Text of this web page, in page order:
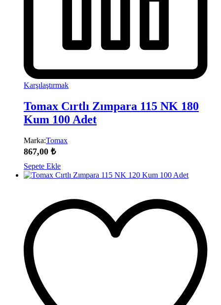
Karşılaştırmak
Tomax Cırtlı Zımpara 115 NK 180
Kum 100 Adet
Marka:Tomax
867,00 ₺
Sepete Ekle